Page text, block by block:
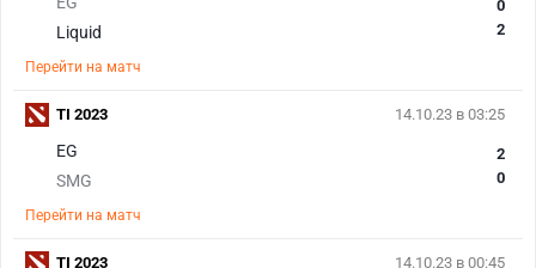
Liquid
0
2
Перейти на матч
14.10.23 в 03:25
EG
SMG
2
0
Перейти на матч
TI 2023
14.10.23 в 00:45
TI 2023